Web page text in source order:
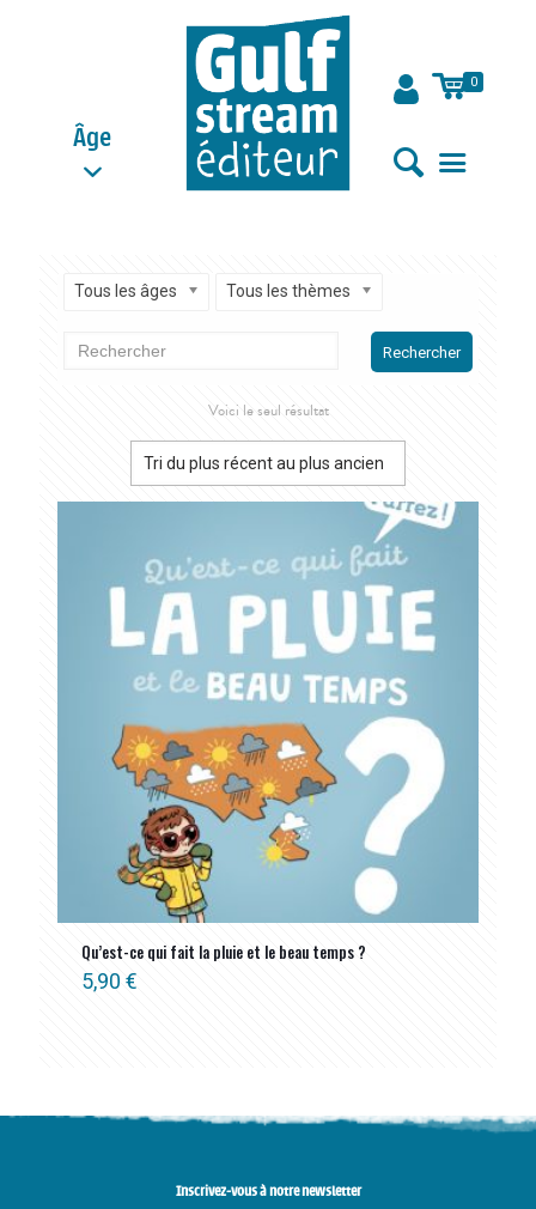
Âge
0
Tous les âges Tous les thèmes
Rechercher
Voici le seul résultat
Qu’est-ce qui fait la pluie et le beau temps ?
5,90 €
Inscrivez-vous à notre newsletter